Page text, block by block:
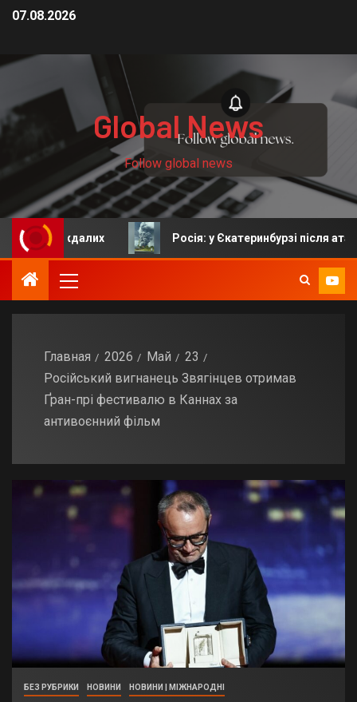
07.08.2026
Global News
Follow global news
Росія: у Єкатеринбурзі після атаки
Главная 2026 Май
23
Російський вигнанець Звягінцев отримав
Ґран-прі фестивалю в Каннах за
антивоєнний фільм
БЕЗ РУБРИКИ НОВИНИ НОВИНИ | МІЖНАРОДНІ